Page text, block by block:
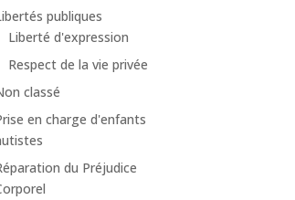
publiques
Liberté d'expression
Respect de la vie privée
classé
en charge d'enfants
du Préjudice